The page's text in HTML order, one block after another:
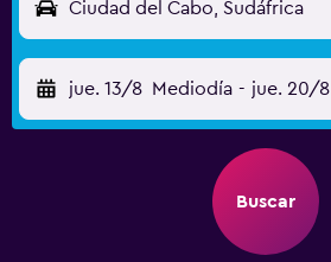
Ciudad del Cabo, Sudáfrica
jue. 13/8 Mediodía - jue. 20/8
Buscar